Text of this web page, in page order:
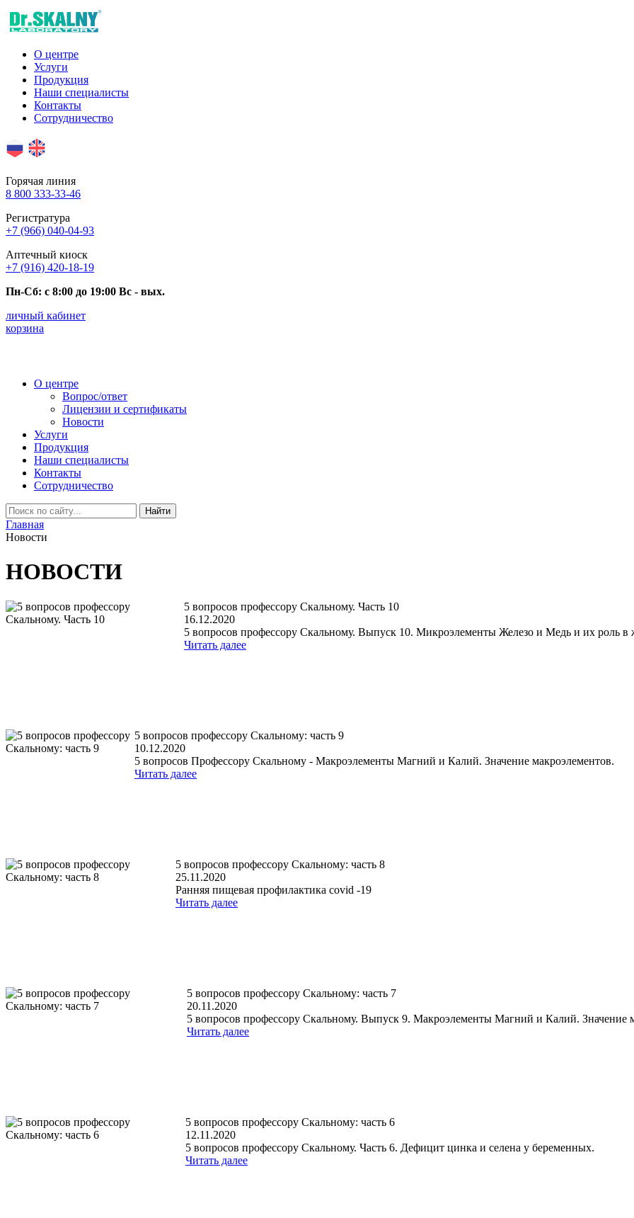
О центре
Услуги
Продукция
Наши специалисты
Контакты
Сотрудничество
Горячая линия
8 800 333-33-46
Регистратура
+7 (966) 040-04-93
Аптечный киоск
+7 (916) 420-18-19
Пн-Сб: c 8:00 до 19:00 Вс - вых.
личный кабинет
корзина
О центре
Вопрос/ответ
Лицензии и сертификаты
Новости
Услуги
Продукция
Наши специалисты
Контакты
Сотрудничество
Найти
Главная
Новости
НОВОСТИ
5 вопросов профессору Скальному. Часть 10
16.12.2020
5 вопросов профессору Скальному. Выпуск 10. Микроэлементы Железо и Медь и их роль в
Читать далее
5 вопросов профессору Скальному: часть 9
10.12.2020
5 вопросов Профессору Скальному - Макроэлементы Магний и Калий. Значение макроэлементов.
Читать далее
5 вопросов профессору Скальному: часть 8
25.11.2020
Ранняя пищевая профилактика covid -19
Читать далее
5 вопросов профессору Скальному: часть 7
20.11.2020
5 вопросов профессору Скальному. Выпуск 9. Макроэлементы Магний и Калий. Значение
Читать далее
5 вопросов профессору Скальному: часть 6
12.11.2020
5 вопросов профессору Скальному. Часть 6. Дефицит цинка и селена у беременных.
Читать далее